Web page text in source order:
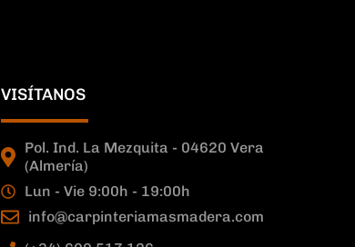
VISÍTANOS
Pol. Ind. La Mezquita - 04620 Vera
(Almería)
Lun - Vie 9:00h - 19:00h
info@carpinteriamasmadera.com